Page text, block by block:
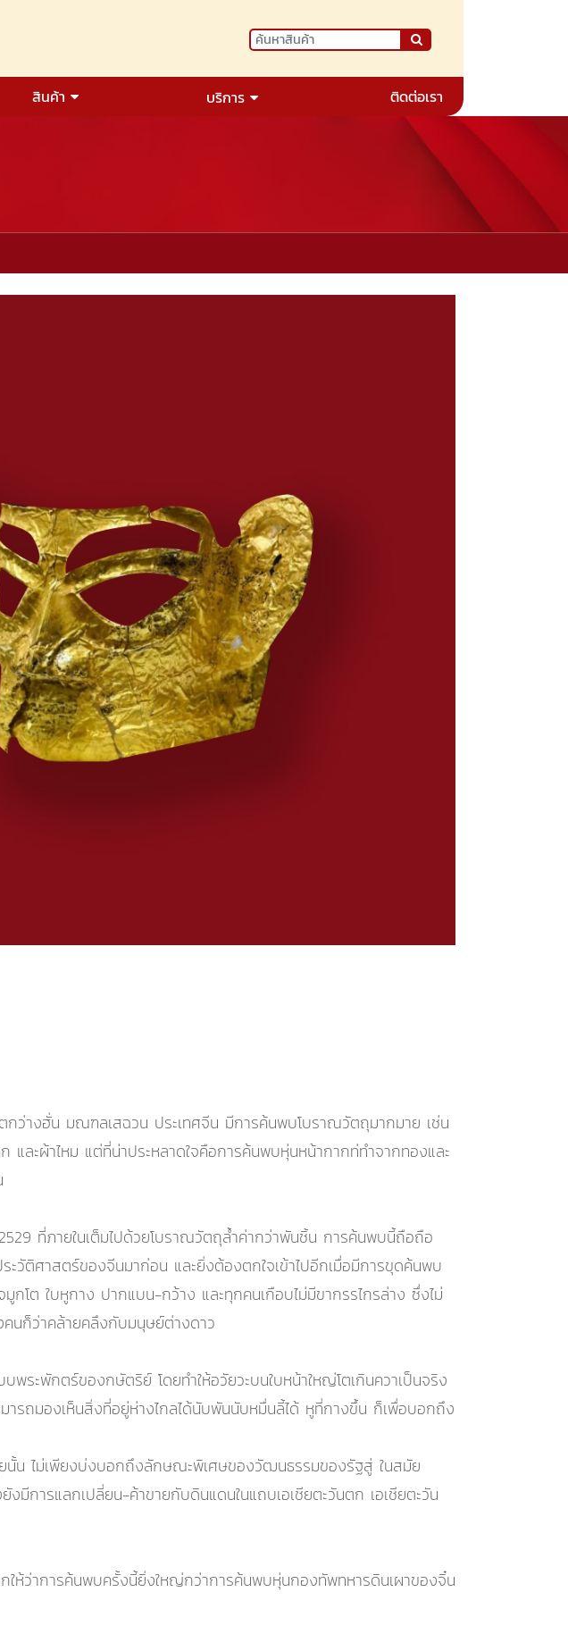
สินค้า บริการ ติดต่อเรา
ว่างฮั่น มณฑลเสฉวน ประเทศจีน มีการค้นพบโบราณวัตถุมากมาย เช่น
ละผ้าไหม แต่ที่น่าประหลาดใจคือการค้นพบหุ่นหน้ากากท่ทำจากทองและ
ที่ภายในเต็มไปด้วยโบราณวัตถุล้ำค่ากว่าพันชิ้น การค้นพบนี้ถือถือ
ระวัติศาสตร์ของจีนมาก่อน และยิ่งต้องตกใจเข้าไปอีกเมื่อมีการขุดค้นพบ
โต ใบหูกาง ปากแบน-กว้าง และทุกคนเกือบไม่มีขากรรไกรล่าง ซึ่งไม่
คนก็ว่าคล้ายคลึงกับมนุษย์ต่างดาว
พระพักตร์ของกษัตริย์ โดยทำให้อวัยวะบนใบหน้าใหญ่โตเกินควาเป็นจริง
รถมองเห็นสิ่งที่อยู่ห่างไกลได้นับพันนับหมื่นลี้ได้ หูที่กางขึ้น ก็เพื่อบอกถึง
นั้น ไม่เพียงบ่งบอกถึงลักษณะพิเศษของวัฒนธรรมของรัฐสู่ ในสมัย
มีการแลกเปลี่ยน-ค้าขายกับดินแดนในแถบเอเชียตะวันตก เอเชียตะวัน
ว่าการค้นพบครั้งนี้ยิ่งใหญ่กว่าการค้นพบหุ่นกองทัพทหารดินเผาของจิ๋น